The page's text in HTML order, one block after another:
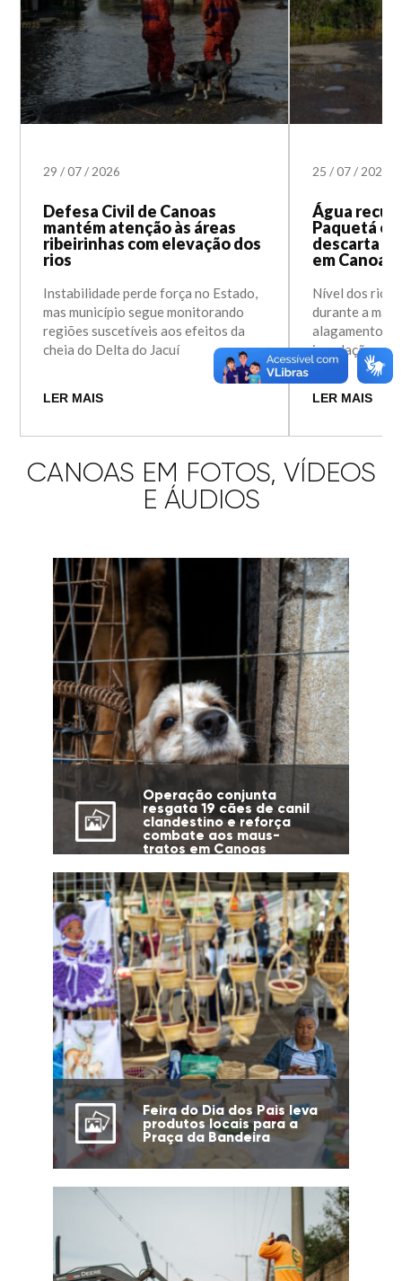
29/07/ 2026
Defesa Civil de Canoas
mantém atenção às áreas
ribeirinhas com elevação dos
rios
Instabilidade perde força no Estado,
mas município segue monitorando
regiões suscetíveis aos efeitos da
cheia do Delta do Jacuí
LER MAIS
25/07/ 2026
Água recua
Paquetá e
descarta
em Canoas
Nível dos rios
durante a
alagamentos
inundação em
LER MAIS
CANOAS EM FOTOS, VÍDEOS
E ÁUDIOS
Operação conjunta
resgata 19 cães de canil
clandestino e reforça
combate aos maus-
tratos em Canoas
Feira do Dia dos Pais leva
produtos locais para a
Praça da Bandeira